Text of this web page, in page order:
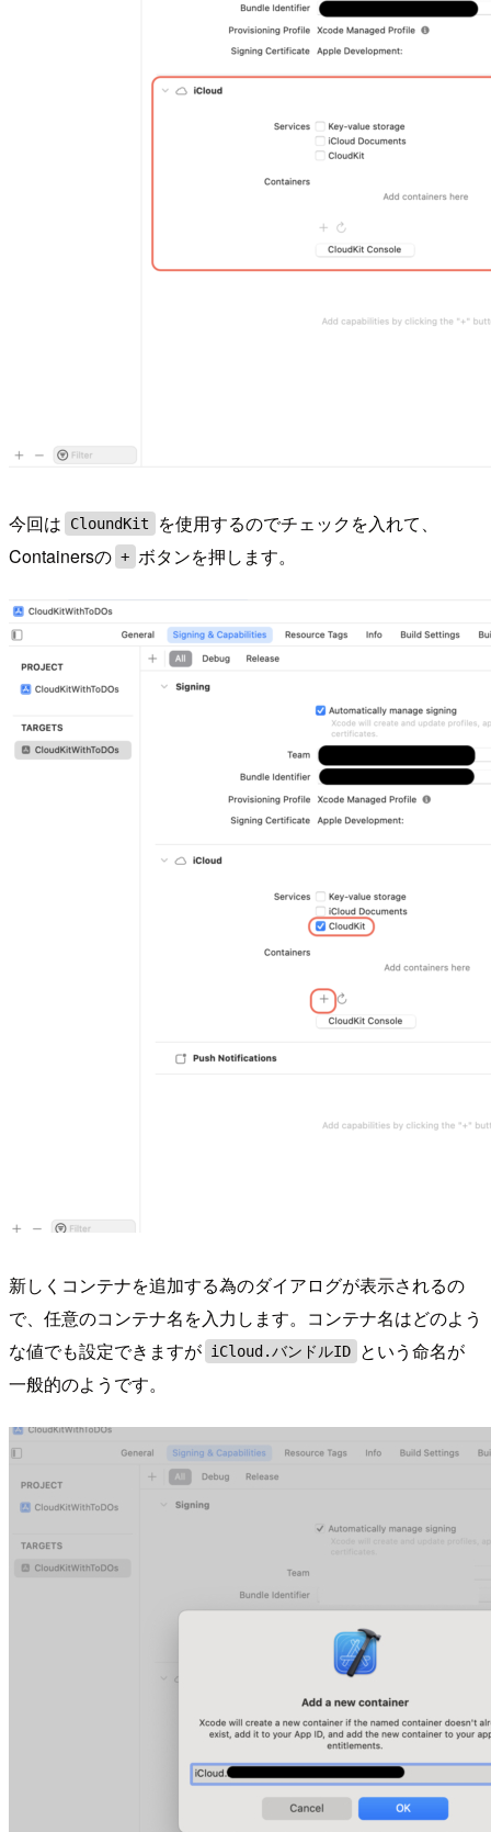
今回は CloundKit
を使用するのでチェックを入れて、
Containersの + ボタンを押します。
新しくコンテナを追加する為のダイアログが表示されるの
で、任意のコンテナ名を入力します。コンテナ名はどのよう
な値でも設定できますが iCloud.バンドルID
という命名が
一般的のようです。